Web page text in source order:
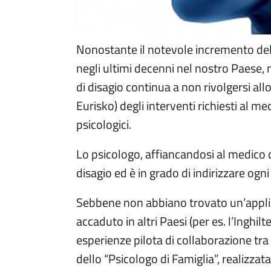
Nonostante il notevole incremento
negli ultimi decenni nel nostro
di disagio continua a non rivolgersi
Eurisko) degli interventi richiesti al
psicologici.
Lo psicologo, affiancandosi al
disagio ed è in grado di indirizzare
Sebbene non abbiano trovato
accaduto in altri Paesi (per es.
esperienze pilota di collaborazione
dello “Psicologo di Famiglia”,